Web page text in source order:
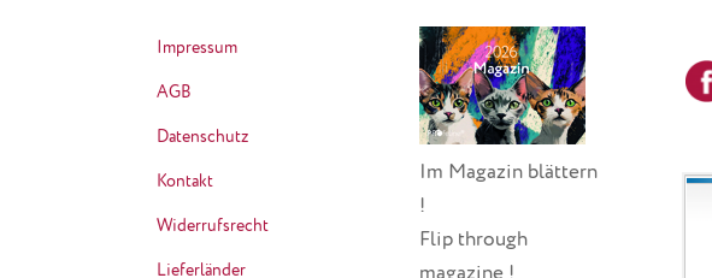
Impressum
AGB
Datenschutz
Kontakt
Widerrufsrecht
Lieferländer
Im Magazin blättern
!
Flip through
magazine !